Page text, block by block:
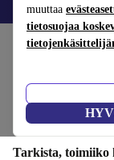
muuttaa
tietosuojaa
Matkapuhelimet ja
Vaiheet 1/4
Toiminnallisuus
Tarkista, toimiiko